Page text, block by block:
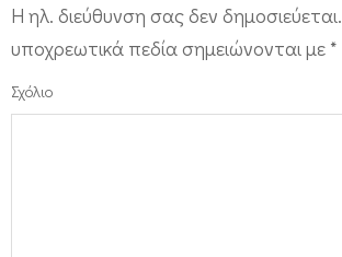
Η ηλ. διεύθυνση σας δεν δημοσιεύεται.
υποχρεωτικά πεδία σημειώνονται με *
Σχόλιο